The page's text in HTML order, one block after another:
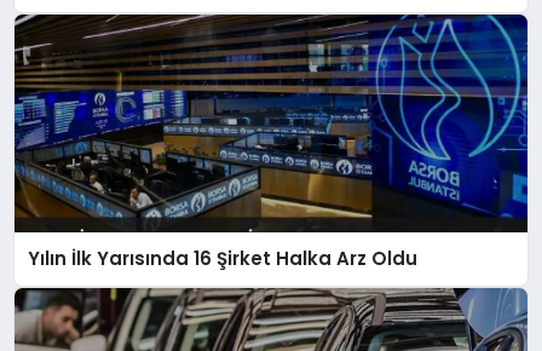
Yılın İlk Yarısında 16 Şirket Halka Arz Oldu